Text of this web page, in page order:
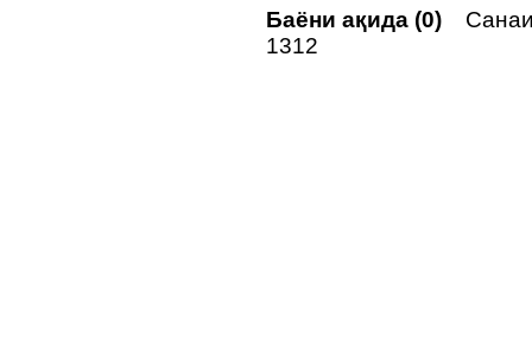
Баёни ақида (0)
1312